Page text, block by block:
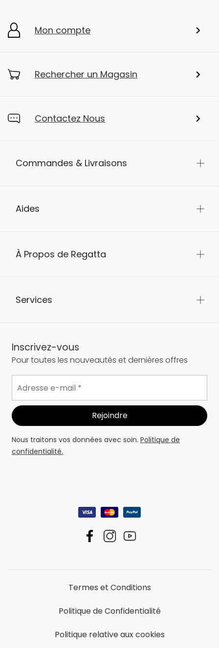
Mon compte
Rechercher un Magasin
Contactez Nous
Commandes & Livraisons
Aides
À Propos de Regatta
Services
Inscrivez-vous
Pour toutes les nouveautés et dernières offres
Nous traitons vos données avec soin. Politique de
confidentialité.
Termes et Conditions
Politique de Confidentialité
Politique relative aux cookies